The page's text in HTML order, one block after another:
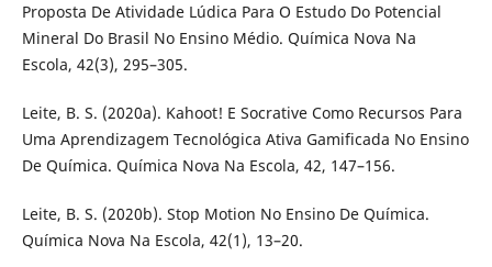
Proposta De Atividade Lúdica Para O Estudo Do Potencial
Mineral Do Brasil No Ensino Médio. Química Nova Na
Escola, 42(3), 295–305.
Leite, B. S. (2020a). Kahoot! E Socrative Como Recursos Para
Uma Aprendizagem Tecnológica Ativa Gamificada No Ensino
De Química. Química Nova Na Escola, 42, 147–156.
Leite, B. S. (2020b). Stop Motion No Ensino De Química.
Química Nova Na Escola, 42(1), 13–20.